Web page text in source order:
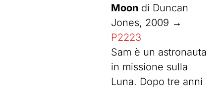
Moon di Duncan
Jones, 2009 →
P2223
Sam è un astronauta
in missione sulla
Luna. Dopo tre anni